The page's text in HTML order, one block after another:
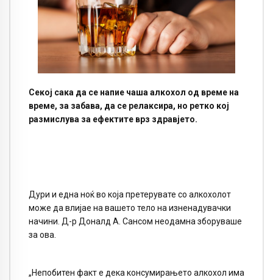
Секој сака да се напие чаша алкохол од време на
време, за забава, да се релаксира, но ретко кој
размислува за ефектите врз здравјето.
Дури и една ноќ во која претерувате со алкохолот
може да влијае на вашето тело на изненадувачки
начини. Д-р Доналд А. Сансом неодамна зборуваше
за ова.
„Непобитен факт е дека консумирањето алкохол има